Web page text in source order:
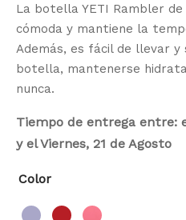
La botella YETI Rambler
cómoda y mantiene la
Además, es fácil de llevar
botella, mantenerse
nunca.
Tiempo de entrega entre:
y el Viernes, 21 de Agosto
Color